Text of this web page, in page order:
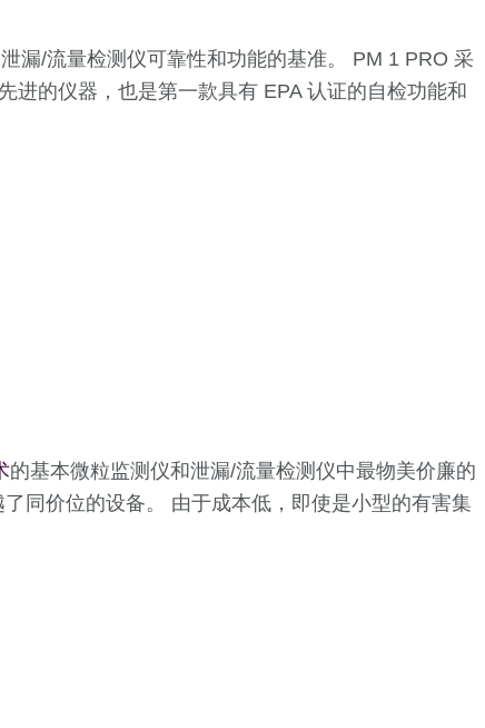
漏/流量检测仪可靠性和功能的基准。 PM 1 PRO 采
进的仪器，也是第一款具有 EPA 认证的自检功能和
的基本微粒监测仪和泄漏/流量检测仪中最物美价廉的
同价位的设备。 由于成本低，即使是小型的有害集